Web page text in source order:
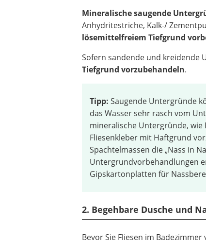
Mineralische saugende
Anhydritestriche, Kalk-/
lösemittelfreiem Tiefgrund
Sofern sandende und kreidende
Tiefgrund vorzubehandeln.
Tipp: Saugende Untergründe
das Wasser sehr rasch vom
mineralische Untergründe,
Fliesenkleber mit Haftgrund
Spachtelmassen die „Nass in
Untergrundvorbehandlungen
Gipskartonplatten für
2. Begehbare Dusche und
Bevor Sie Fliesen im